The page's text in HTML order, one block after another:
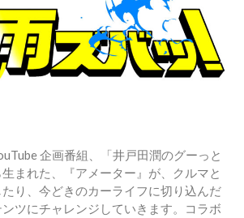
企画番組、「井戸田潤のグーっと
まれた、『アメーター』が、クルマと
り、今どきのカーライフに切り込んだ
ツにチャレンジしていきます。コラボ